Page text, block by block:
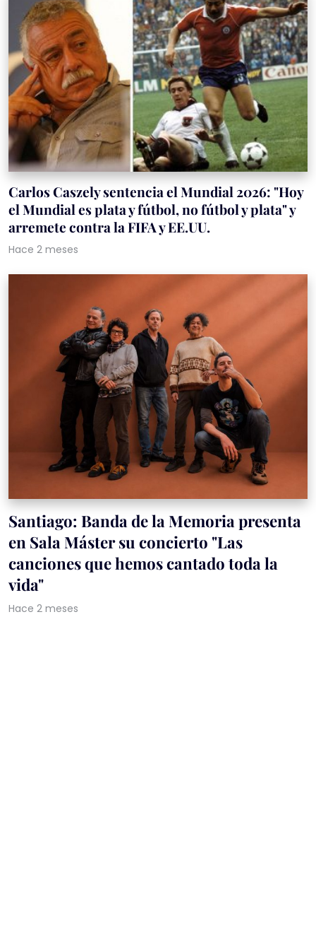
Carlos Caszely sentencia el Mundial 2026: "Hoy
el Mundial es plata y fútbol, no fútbol y plata" y
arremete contra la FIFA y EE.UU.
Hace 2 meses
Santiago: Banda de la Memoria presenta
en Sala Máster su concierto "Las
canciones que hemos cantado toda la
vida"
Hace 2 meses